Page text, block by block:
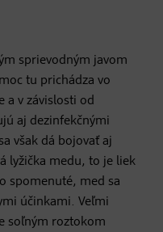
sprievodným javom
tu prichádza vo
a v závislosti od
aj dezinfekčnými
však dá bojovať aj
lyžička medu, to je liek
spomenuté, med sa
účinkami. Veľmi
soľným roztokom